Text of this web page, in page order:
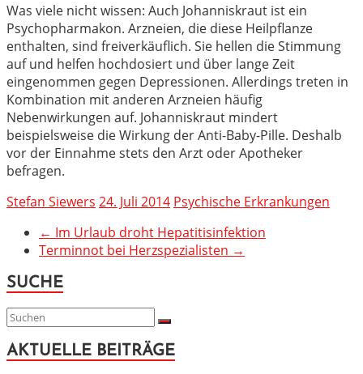
Was viele nicht wissen: Auch Johanniskraut ist ein
Psychopharmakon. Arzneien, die diese Heilpflanze
enthalten, sind freiverkäuflich. Sie hellen die Stimmung
auf und helfen hochdosiert und über lange Zeit
eingenommen gegen Depressionen. Allerdings treten in
Kombination mit anderen Arzneien häufig
Nebenwirkungen auf. Johanniskraut mindert
beispielsweise die Wirkung der Anti-Baby-Pille. Deshalb
vor der Einnahme stets den Arzt oder Apotheker
befragen.
Stefan Siewers 24. Juli 2014 Psychische Erkrankungen
← Im Urlaub droht Hepatitisinfektion
Terminnot bei Herzspezialisten →
SUCHE
AKTUELLE BEITRÄGE